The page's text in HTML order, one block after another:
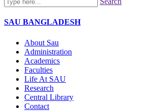
SAU BANGLADESH
About Sau
Administration
Academics
Faculties
Life At SAU
Research
Central Library
Contact